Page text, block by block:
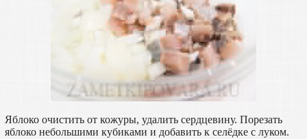
Яблоко очистить от кожуры, удалить сердцевину. Порезать
яблоко небольшими кубиками и добавить к селёдке с луком.